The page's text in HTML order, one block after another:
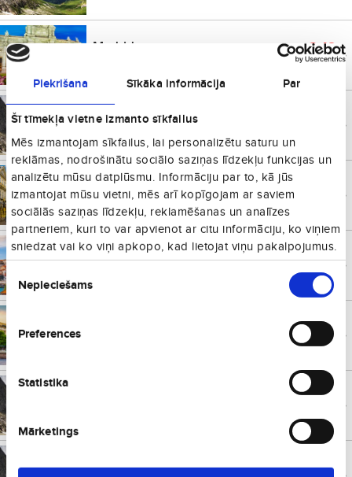
Piekrišana Sīkāka informācija Par
Šī tīmekļa vietne izmanto sīkfailus
Mēs izmantojam sīkfailus, lai personalizētu saturu un
reklāmas, nodrošinātu sociālo saziņas līdzekļu funkcijas un
analizētu mūsu datplūsmu. Informāciju par to, kā jūs
izmantojat mūsu vietni, mēs arī kopīgojam ar saviem
sociālās saziņas līdzekļu, reklamēšanas un analīzes
partneriem, kuri to var apvienot ar citu informāciju, ko viņiem
sniedzat vai ko viņi apkopo, kad lietojat viņu pakalpojumus.
Piekrišanas
izvēleNepieciešams
Preferences
Statistika
Mārketings
Madride no €43
Vienā virzienā
PalangaLietuva
Krakova Polija no
PortuPortugāle no €62
Vienā virzienā
no € 63
Vienā virzienā
no €67
ŅūkāslaLielbritānija no €68